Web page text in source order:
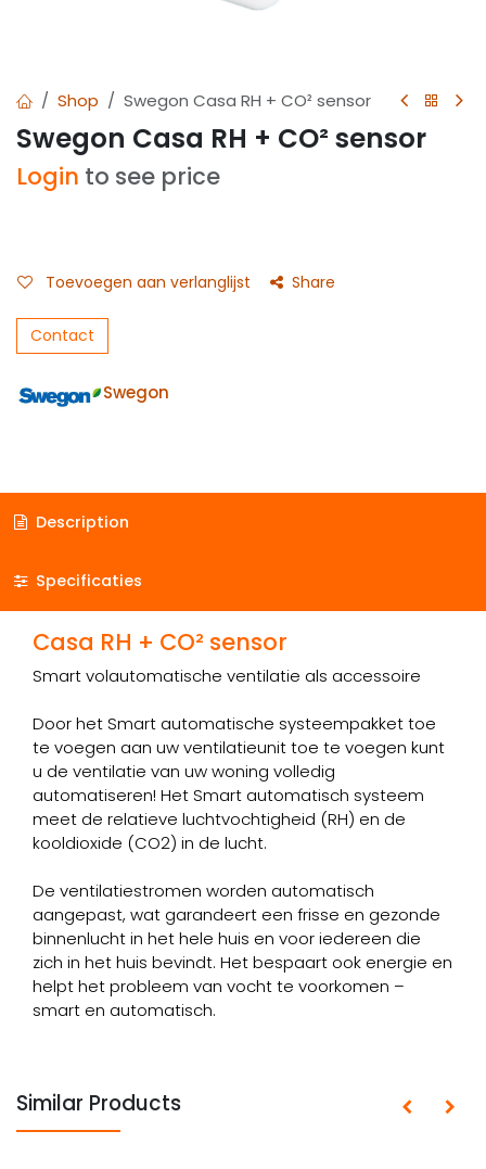
Shop Swegon Casa RH + CO² sensor
Swegon Casa RH + CO² sensor
Login to see price
Toevoegen aan verlanglijst Share
Contact
Swegon
Description
Specificaties
Casa RH + CO² sensor
Smart volautomatische ventilatie als accessoire
Door het Smart automatische systeempakket toe
te voegen aan uw ventilatieunit toe te voegen kunt
u de ventilatie van uw woning volledig
automatiseren! Het Smart automatisch systeem
meet de relatieve luchtvochtigheid (RH) en de
kooldioxide (CO2) in de lucht.
De ventilatiestromen worden automatisch
aangepast, wat garandeert een frisse en gezonde
binnenlucht in het hele huis en voor iedereen die
zich in het huis bevindt. Het bespaart ook energie en
helpt het probleem van vocht te voorkomen –
smart en automatisch.
Similar Products